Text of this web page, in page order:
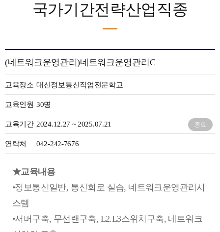
국가기간전략산업직종
(네트워크운영관리)네트워크운영관리C
종료
교육장소 대신정보통신직업전문학교
교육인원 30명
교육기간 2024.12.27 ~ 2025.07.21
연락처 042-242-7676
★교육내용
•정보통신일반, 통신회로 실습, 네트워크운영관리시
스템
•서버구축, 무선랜구축, L2.L3스위치구축, 네트워크